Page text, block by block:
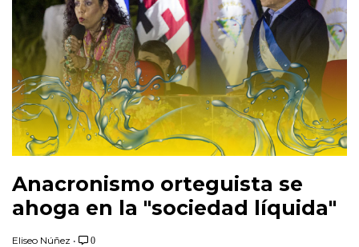
Anacronismo orteguista se
ahoga en la "sociedad líquida"
Eliseo Núñez • 0